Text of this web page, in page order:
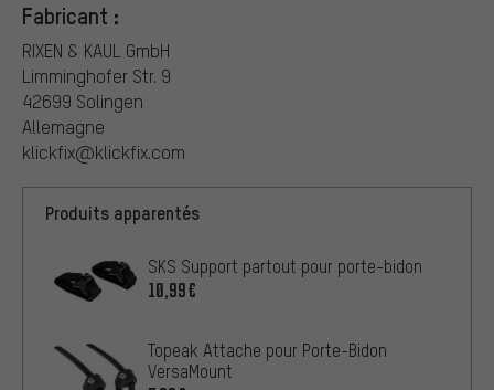
Fabricant :
RIXEN & KAUL GmbH
Limminghofer Str. 9
42699 Solingen
Allemagne
klickfix@klickfix.com
Produits apparentés
SKS Support partout pour porte-bidon
10,99€
Topeak Attache pour Porte-Bidon
VersaMount